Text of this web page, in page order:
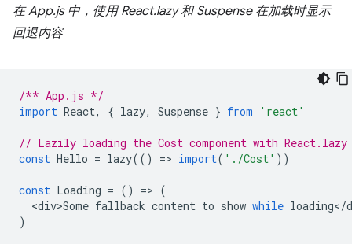
在 App.js 中，使用 React.lazy 和 Suspense 在加载时显示
回退内容
/** App.js */
import React, { lazy, Suspense } from 'react'
// Lazily loading the Cost component with React.lazy
const Hello = lazy(() => import( './Cost' ))
const Loading = () => (
<div>Some fallback content to show while loading</
)